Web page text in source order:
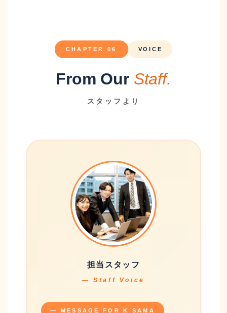
CHAPTER 06 VOICE
From Our Staff.
スタッフより
担当スタッフ
— Staff Voice
— MESSAGE FOR K SAMA